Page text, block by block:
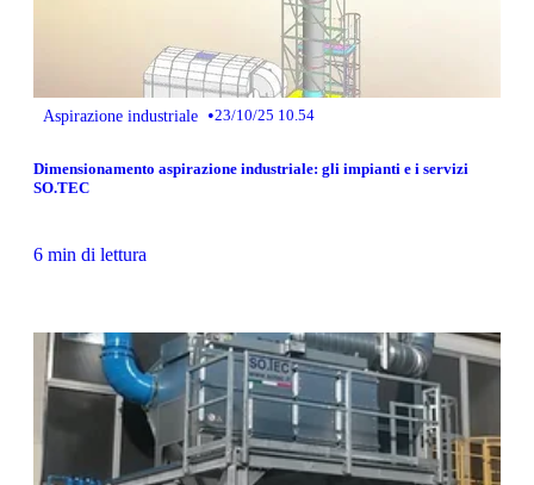
Aspirazione industriale •23/10/25 10.54
Dimensionamento aspirazione industriale: gli impianti e i servizi
SO.TEC
6 min di lettura